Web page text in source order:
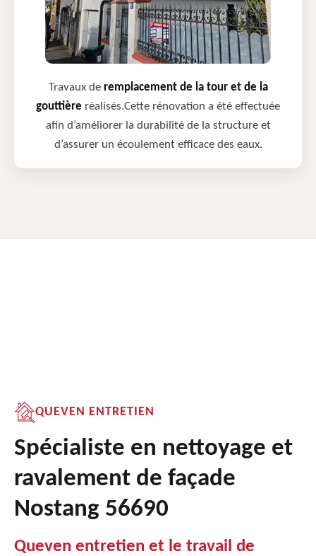
Travaux de remplacement de la tour et de la
gouttière réalisés.Cette rénovation a été effectuée
afin d’améliorer la durabilité de la structure et
d’assurer un écoulement efficace des eaux.
QUEVEN ENTRETIEN
Spécialiste en nettoyage et
ravalement de façade
Nostang 56690
Queven entretien et le travail de